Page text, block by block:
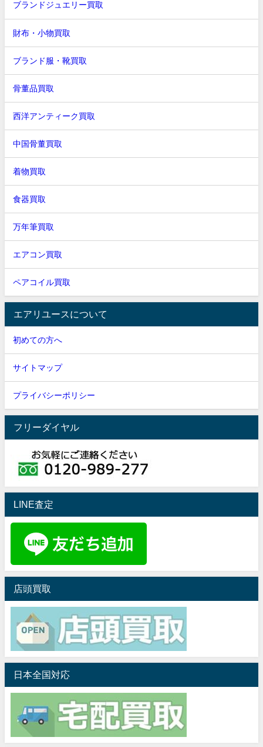
ブランドジュエリー買取
財布・小物買取
ブランド服・靴買取
骨董品買取
西洋アンティーク買取
中国骨董買取
着物買取
食器買取
万年筆買取
エアコン買取
ペアコイル買取
エアリユースについて
初めての方へ
サイトマップ
プライバシーポリシー
フリーダイヤル
LINE査定
店頭買取
日本全国対応